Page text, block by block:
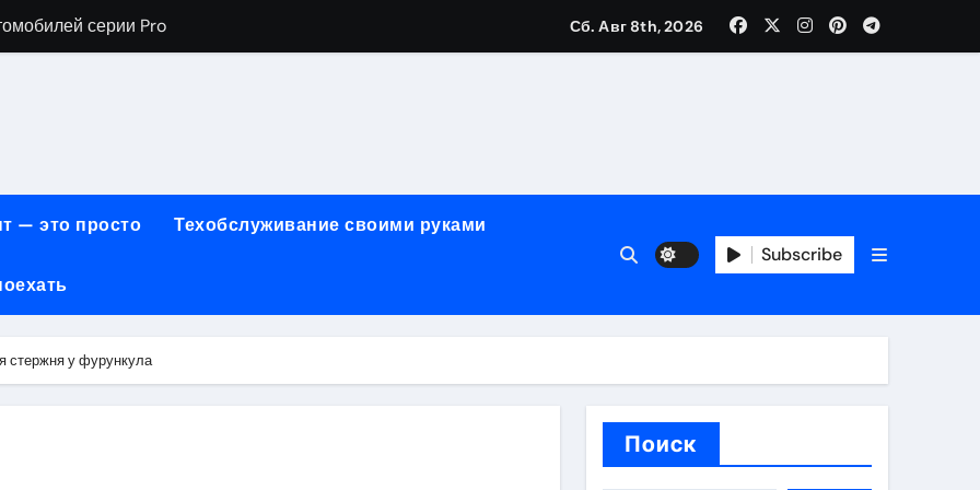
серии Pro
сервиса, наращивания ресниц и депиляции
огнезащиты металла: нанесение при -15°C внутри помещений и под навесом
по безопасности, производительности и типам доступа
и японских грузовых автомобилей
Сб. Авг 8th, 2026
— это просто Техобслуживание своими руками
Subscribe
стержня у фурункула
Поиск